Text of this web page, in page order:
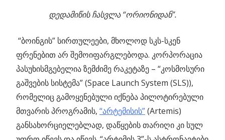
დედამიწის ჩასვლა “ორიონიდან”.
“ბოინგის” სირთულეები, მხოლოდ სკს-სკენ
ფრენებით არ შემოიფარგლებოდა. კორპორაცია
პასუხისმგებელია ზემძიმე რაკეტაზე – “კოსმოსური
გაშვების სისტემა” (Space Launch System (SLS)),
რომელიც გამოყენებული იქნება პილოტირებული
მთვარის პროგრამის, “არტემისის”(Artemis)
განსახორციელებლად, დაწყების თარიღი კი სულ